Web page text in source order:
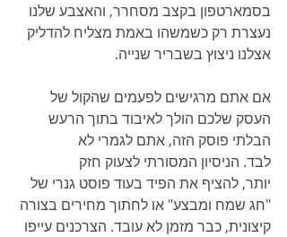
בסמארטפון בקצב מסחרר, והאצבע שלנו
נעצרת רק כשמשהו באמת מצליח להדליק
אצלנו ניצוץ בשבריר שנייה.
אם אתם מרגישים לפעמים שהקול של
העסק שלכם הולך לאיבוד בתוך הרעש
הבלתי פוסק הזה, אתם לגמרי לא
לבד. הניסיון המסורתי לצעוק חזק
יותר, להציף את הפיד בעוד פוסט גנרי של
"חג שמח ומבצע" או לחתוך מחירים בצורה
קיצונית, כבר מזמן לא עובד. הצרכנים עייפו